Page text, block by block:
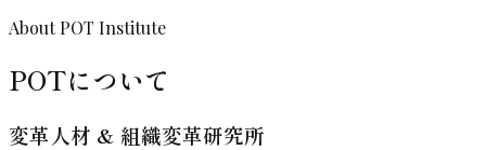
About POT Institute
POTについて
変革人材 & 組織変革研究所